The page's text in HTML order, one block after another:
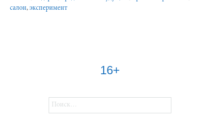
салон, эксперимент
16+
Найти: